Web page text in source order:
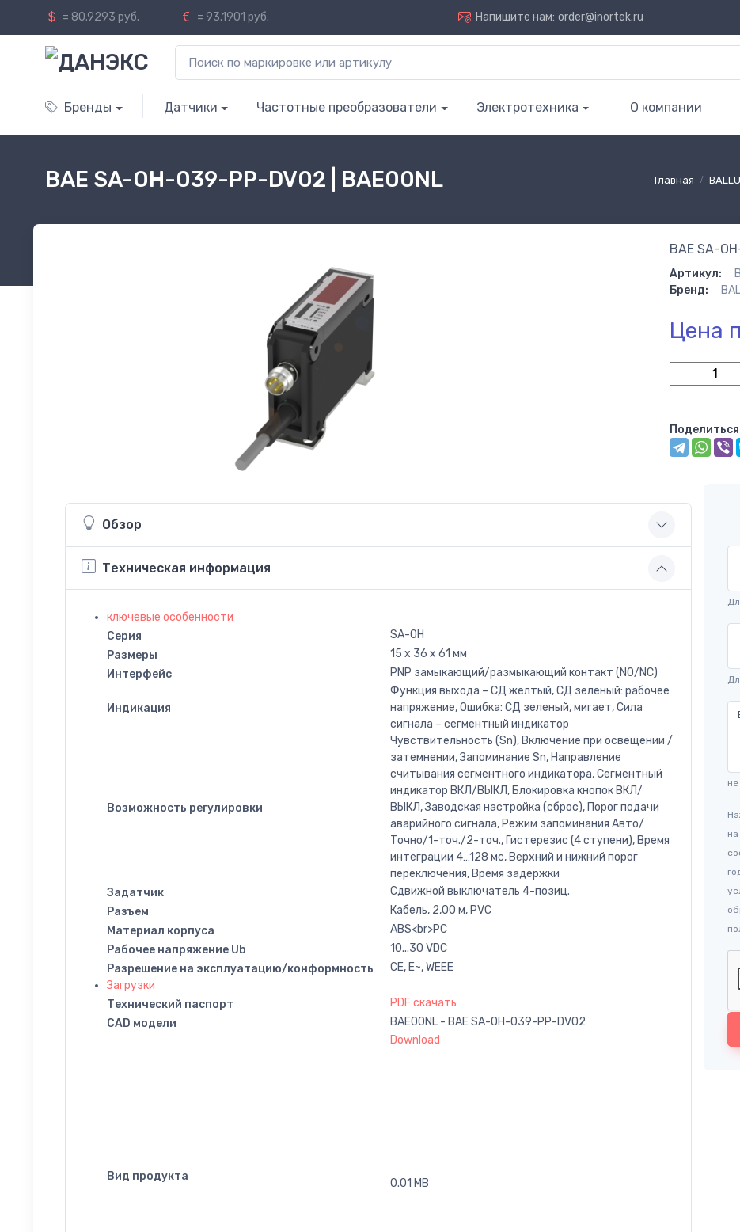
= 80.9293 руб. = 93.1901 руб. Напишите нам: order@inortek.ru
Бренды Датчики Частотные преобразователи Электротехника О компании
Главная
BAE SA-OH-039-PP-DV02 | BAE00NL
BAE SA-
Артикул:
Бренд:
Цена
Поделиться
Обзор
Техническая информация
ключевые особенности
Серия
SA-OH
Размеры
15 x 36 x 61 мм
Интерфейс
PNP замыкающий/размыкающий контакт (NO/NC)
Индикация
Функция выхода – СД желтый, СД зеленый: рабочее
напряжение, Ошибка: СД зеленый, мигает, Сила
сигнала – сегментный индикатор
Возможность регулировки
Чувствительность (Sn), Включение при освещении /
затемнении, Запоминание Sn, Направление
считывания сегментного индикатора, Сегментный
индикатор ВКЛ/ВЫКЛ, Блокировка кнопок ВКЛ/
ВЫКЛ, Заводская настройка (сброс), Порог подачи
аварийного сигнала, Режим запоминания Авто/
Точно/1-точ./2-точ., Гистерезис (4 ступени), Время
интеграции 4…128 мс, Верхний и нижний порог
переключения, Время задержки
Задатчик
Сдвижной выключатель 4-позиц.
Разъем
Кабель, 2,00 м, PVC
Материал корпуса
ABS<br>PC
Рабочее напряжение Ub
10...30 VDC
Разрешение на эксплуатацию/конформность
CE, E~, WEEE
Загрузки
Технический паспорт
PDF скачать
CAD модели
BAE00NL - BAE SA-OH-039-PP-DV02
Вид продукта
Download
0.01 MB